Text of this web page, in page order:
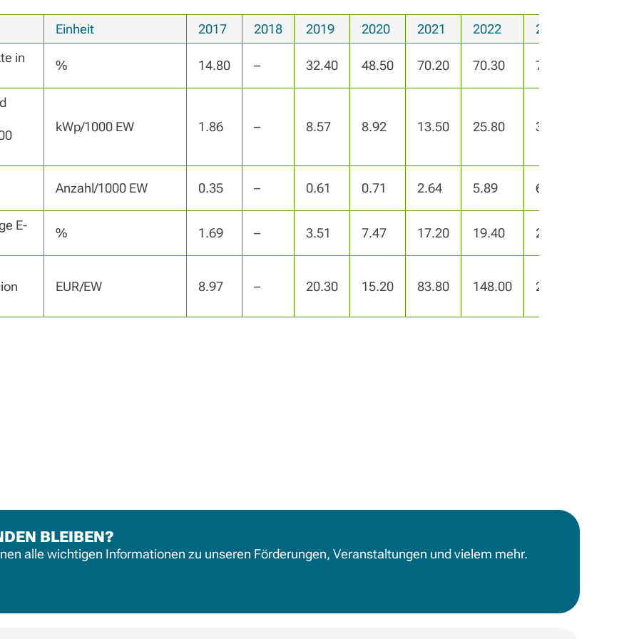
Einheit 2017 2018 2019 2020 2021 2022
2023
in
% 14.80 – 32.40 48.50 70.20 70.30 77.60
kWp/1000 EW 1.86 – 8.57 8.92 13.50 25.80 35.00
Anzahl/1000 EW 0.35 – 0.61 0.71 2.64 5.89 6.70
E-
% 1.69 – 3.51 7.47 17.20 19.40 22.10
EUR/EW 8.97 – 20.30 15.20 83.80 148.00 251.00
BLEIBEN?
alle wichtigen Informationen zu unseren Förderungen, Veranstaltungen und vielem mehr.